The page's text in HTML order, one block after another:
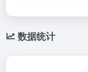
数据统计